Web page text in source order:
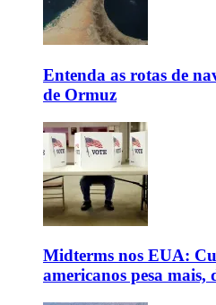
Entenda as rotas de
de Ormuz
Midterms nos EUA:
americanos pesa mais,